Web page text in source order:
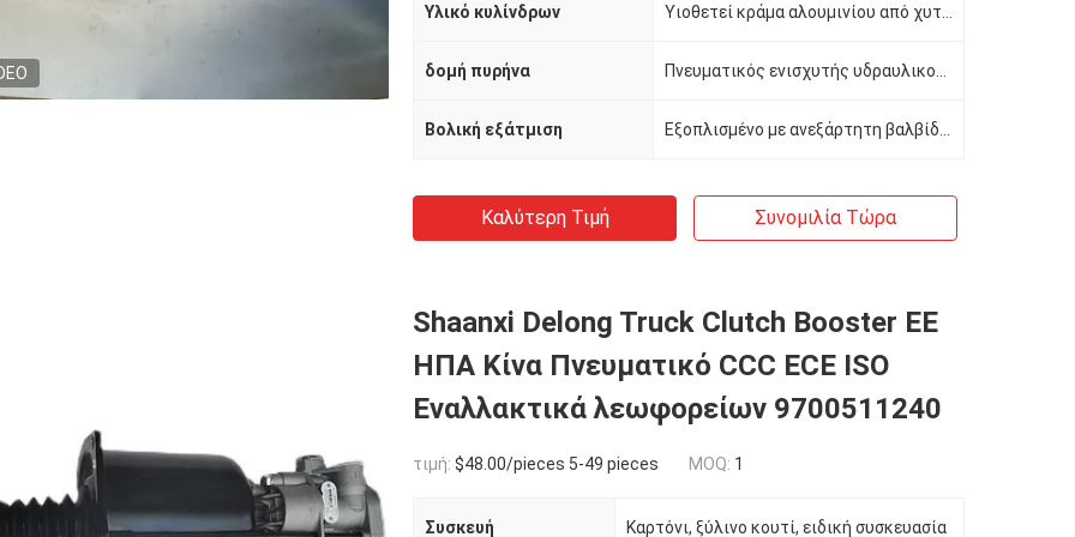
Υλικό κυλίνδρων
δομή πυρήνα
Βολική εξάτμιση
Καλύτερη Τιμή Συνομιλία Τώρα
Shaanxi Delong Truck Clutch Booster ΕΕ
ΗΠΑ Κίνα Πνευματικό CCC ECE ISO
Εναλλακτικά λεωφορείων 9700511240
τιμή: $48.00/pieces 5-49 pieces MOQ: 1
Συσκευή Καρτόνι, ξύλινο κουτί, ειδική συσκευασία